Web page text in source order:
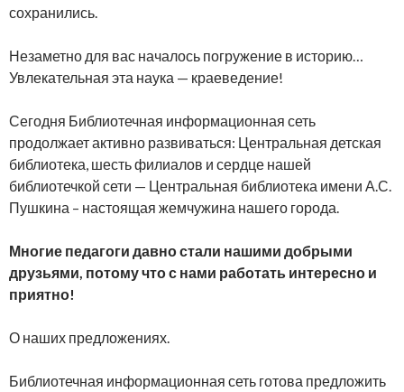
сохранились.
Незаметно для вас началось погружение в историю…
Увлекательная эта наука — краеведение!
Сегодня Библиотечная информационная сеть
продолжает активно развиваться: Центральная детская
библиотека, шесть филиалов и сердце нашей
библиотечкой сети — Центральная библиотека имени А.С.
Пушкина – настоящая жемчужина нашего города.
Многие педагоги давно стали нашими добрыми
друзьями, потому что с нами работать интересно и
приятно!
О наших предложениях.
Библиотечная информационная сеть готова предложить